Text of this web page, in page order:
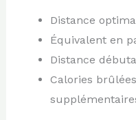
Distance
Équivalent en
Distance
Calories